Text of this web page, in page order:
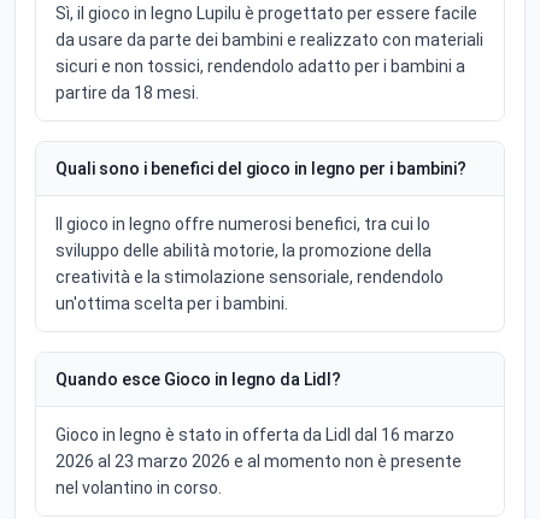
Sì, il gioco in legno Lupilu è progettato per essere facile
da usare da parte dei bambini e realizzato con materiali
sicuri e non tossici, rendendolo adatto per i bambini a
partire da 18 mesi.
Quali sono i benefici del gioco in legno per i bambini?
Il gioco in legno offre numerosi benefici, tra cui lo
sviluppo delle abilità motorie, la promozione della
creatività e la stimolazione sensoriale, rendendolo
un'ottima scelta per i bambini.
Quando esce Gioco in legno da Lidl?
Gioco in legno è stato in offerta da Lidl dal 16 marzo
2026 al 23 marzo 2026 e al momento non è presente
nel volantino in corso.